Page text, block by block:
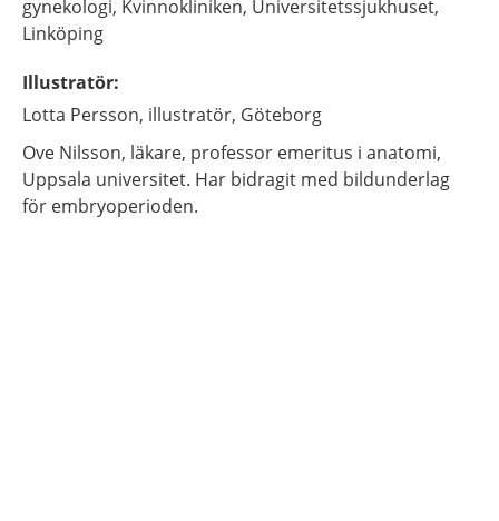
gynekologi, Kvinnokliniken, Universitetssjukhuset,
Linköping
Illustratör:
Lotta Persson, illustratör, Göteborg
Ove Nilsson, läkare, professor emeritus i anatomi,
Uppsala universitet. Har bidragit med bildunderlag
för embryoperioden.